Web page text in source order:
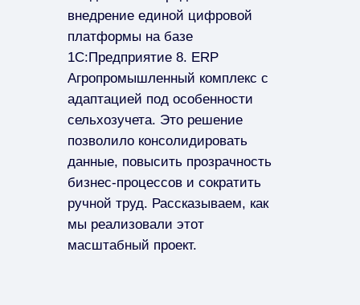
внедрение единой цифровой
платформы на базе
1С:Предприятие 8. ERP
Агропромышленный комплекс с
адаптацией под особенности
сельхозучета. Это решение
позволило консолидировать
данные, повысить прозрачность
бизнес-процессов и сократить
ручной труд. Рассказываем, как
мы реализовали этот
масштабный проект.